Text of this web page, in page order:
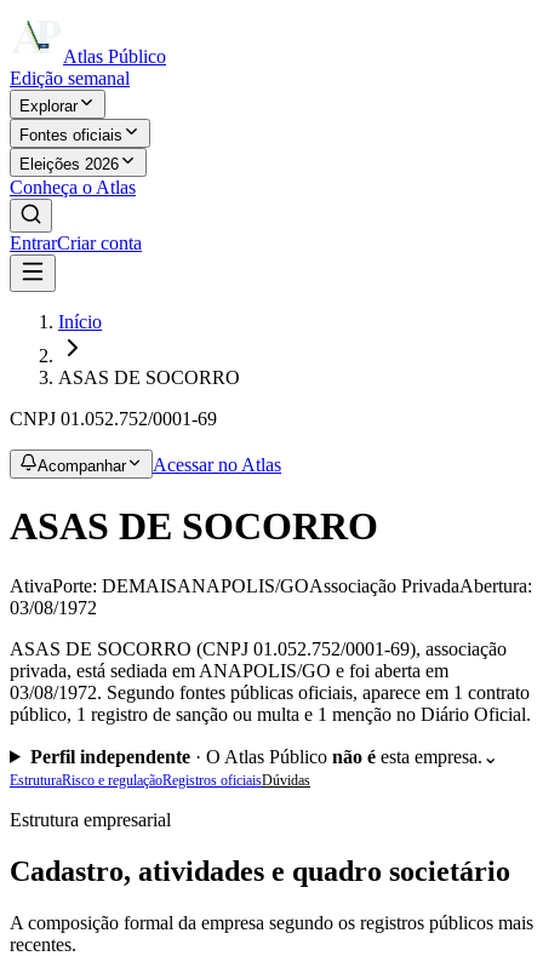
Atlas Público
Edição semanal
Explorar
Fontes oficiais
Eleições 2026
Conheça o Atlas
EntrarCriar conta
Início
ASAS DE SOCORRO
CNPJ 01.052.752/0001-69
Acompanhar Acessar no Atlas
ASAS DE SOCORRO
AtivaPorte: DEMAISANAPOLIS/GOAssociação PrivadaAbertura:
03/08/1972
ASAS DE SOCORRO (CNPJ 01.052.752/0001-69), associação
privada, está sediada em ANAPOLIS/GO e foi aberta em
03/08/1972. Segundo fontes públicas oficiais, aparece em 1 contrato
público, 1 registro de sanção ou multa e 1 menção no Diário Oficial.
Perfil independente· O Atlas Público não éesta empresa. ⌄
EstruturaRisco e regulaçãoRegistros oficiaisDúvidas
Estrutura empresarial
Cadastro, atividades e quadro societário
A composição formal da empresa segundo os registros públicos mais
recentes.